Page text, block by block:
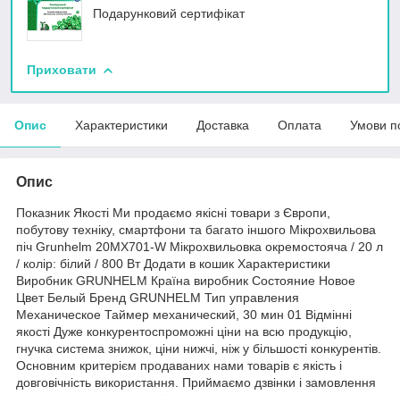
Подарунковий сертифікат
Приховати
Опис Характеристики Доставка Оплата Умови
Опис
Показник Якості Ми продаємо якісні товари з Європи,
побутову техніку, смартфони та багато іншого Мікрохвильова
піч Grunhelm 20MX701-W Мікрохвильовка окремостояча / 20 л
/ колір: білий / 800 Вт Додати в кошик Характеристики
Виробник GRUNHELM Країна виробник Состояние Новое
Цвет Белый Бренд GRUNHELM Тип управления
Механическое Таймер механический, 30 мин 01 Відмінні
якості Дуже конкурентоспроможні ціни на всю продукцію,
гнучка система знижок, ціни нижчі, ніж у більшості конкурентів.
Основним критерієм продаваних нами товарів є якість і
довговічність використання. Приймаємо дзвінки і замовлення